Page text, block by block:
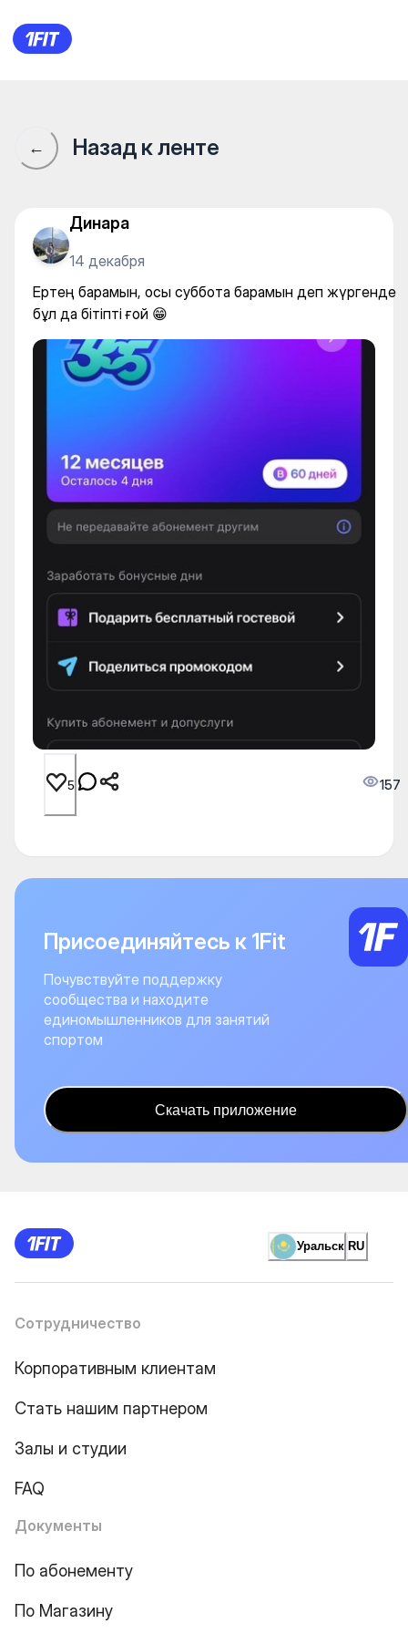
Ертең барамын, осы
← Назад к ленте
Динара
14 декабря
Ертең барамын, осы суббота барамын деп жүргенде
бұл да бітіпті ғой 😁
5 157
Присоединяйтесь к 1Fit
Почувствуйте поддержку
сообщества и находите
единомышленников для занятий
спортом
Скачать приложение
Уральск RU
Сотрудничество
Корпоративным клиентам
Стать нашим партнером
Залы и студии
FAQ
Документы
По абонементу
По Магазину